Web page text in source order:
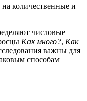
количественные и
числовые
Как много?, Как
важны для
способам